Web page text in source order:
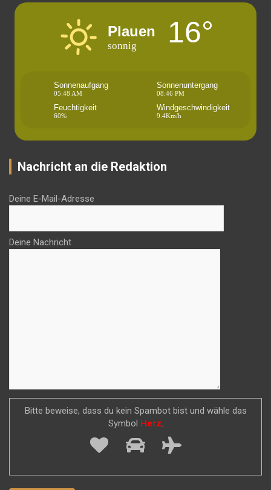
Plauen
sonnig 16°
Sonnenaufgang
05:48 AM
Sonnenuntergang
08:46 PM
Feuchtigkeit
60%
Windgeschwindigkeit
9.4Km/h
Nachricht an die Redaktion
Deine E-Mail-Adresse
Deine Nachricht
Bitte beweise, dass du kein Spambot bist und wähle das
Symbol
Herz.